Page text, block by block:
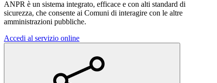
ANPR è un sistema integrato, efficace e con alti standard di
sicurezza, che consente ai Comuni di interagire con le altre
amministrazioni pubbliche.
Accedi al servizio online